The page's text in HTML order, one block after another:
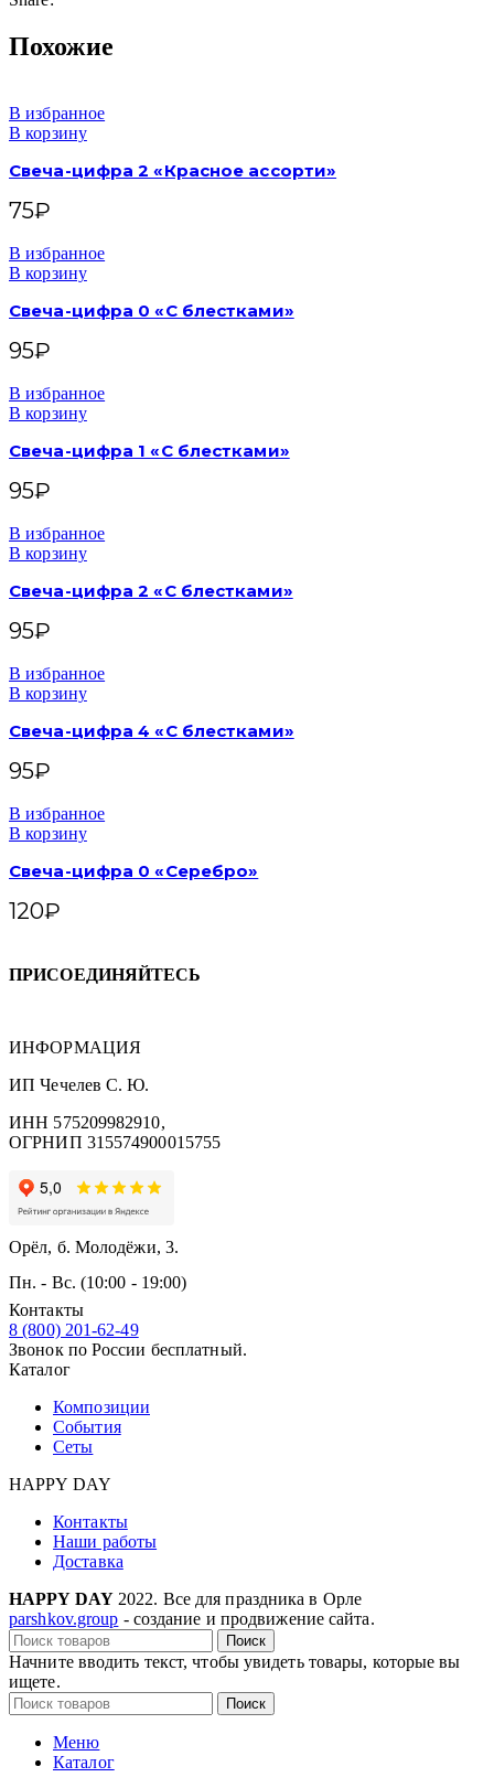
Похожие
В избранное
В корзину
Свеча-цифра 2 «Красное ассорти»
75₽
В избранное
В корзину
Свеча-цифра 0 «С блестками»
95₽
В избранное
В корзину
Свеча-цифра 1 «С блестками»
95₽
В избранное
В корзину
Свеча-цифра 2 «С блестками»
95₽
В избранное
В корзину
Свеча-цифра 4 «С блестками»
95₽
В избранное
В корзину
Свеча-цифра 0 «Серебро»
120₽
ПРИСОЕДИНЯЙТЕСЬ
ИНФОРМАЦИЯ
ИП Чечелев С. Ю.
ИНН 575209982910,
ОГРНИП 315574900015755
Орёл, б. Молодёжи, 3.
Пн. - Вс. (10:00 - 19:00)
Контакты
8 (800) 201-62-49
Звонок по России бесплатный.
Каталог
Композиции
События
Сеты
HAPPY DAY
Контакты
Наши работы
Доставка
HAPPY DAY 2022. Все для праздника в Орле
parshkov.group - создание и продвижение сайта.
Поиск
Начните вводить текст, чтобы увидеть товары, которые вы
ищете.
Поиск
Меню
Каталог